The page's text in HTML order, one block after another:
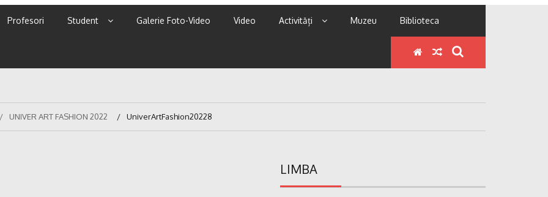
Profesori Student Galerie Foto-Video Video Activități Muzeu Biblioteca
UNIVER ART FASHION 2022 UniverArtFashion20228
LIMBA